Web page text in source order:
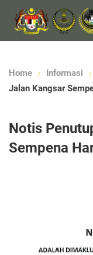
Home Informasi
Jalan Kangsar
Notis
Sempena